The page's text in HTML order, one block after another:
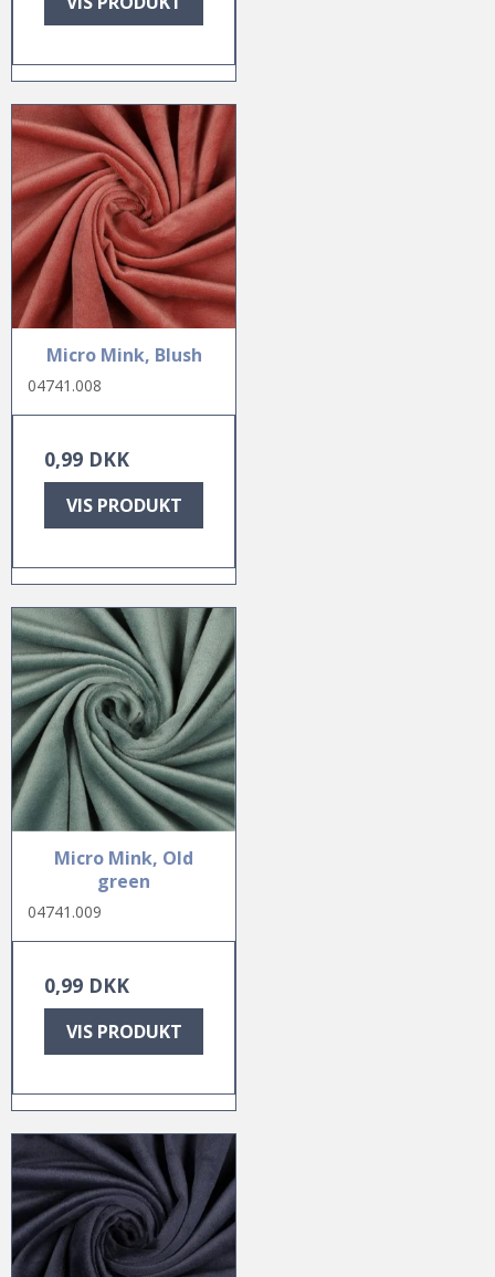
Micro Mink, Blush
04741.008
0,99 DKK
VIS PRODUKT
Micro Mink, Old
green
04741.009
0,99 DKK
VIS PRODUKT